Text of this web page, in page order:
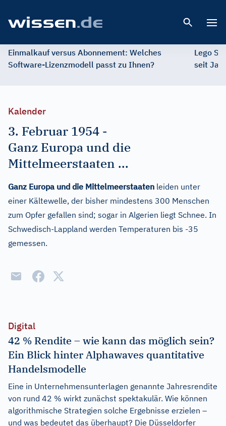
Einmalkauf versus Abonnement: Welches
Software-Lizenzmodell passt zu Ihnen?
Lego
seit
Kalender
3. Februar 1954 -
Ganz Europa und die
Mittelmeerstaaten ...
Ganz Europa und die Mittelmeerstaaten leiden unter
einer Kältewelle, der bisher mindestens 300 Menschen
zum Opfer gefallen sind; sogar in Algerien liegt Schnee. In
Schwedisch-Lappland werden Temperaturen bis -35
gemessen.
Digital
42 % Rendite – wie kann das möglich sein?
Ein Blick hinter Alphawaves quantitative
Handelsmodelle
Eine in Unternehmensunterlagen genannte Jahresrendite
von rund 42 % wirkt zunächst spektakulär. Wie können
algorithmische Strategien solche Ergebnisse erzielen –
und was bedeutet das überhaupt? Die Düsseldorfer